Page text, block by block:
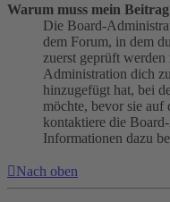
Warum muss mein
Die Board-
dem Forum, in dem
zuerst geprüft werden
Administration dich
hinzugefügt hat, bei
möchte, bevor sie auf
kontaktiere die
Informationen dazu
Nach oben